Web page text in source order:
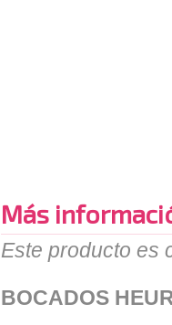
Más
Este producto es
BOCADOS